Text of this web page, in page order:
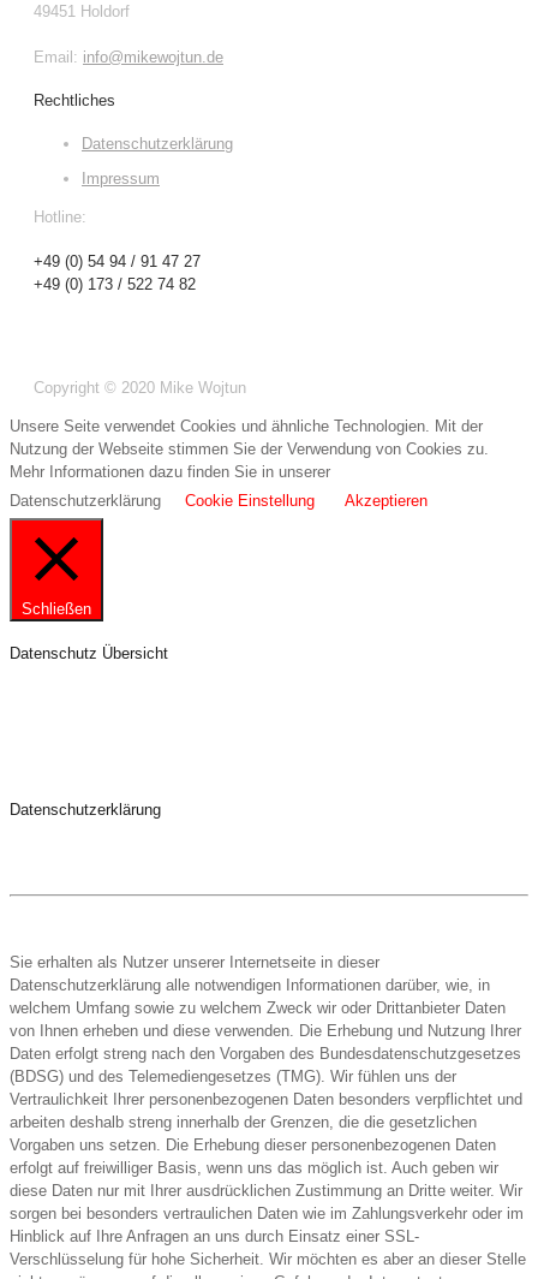
49451 Holdorf
Email: info@mikewojtun.de
Rechtliches
Datenschutzerklärung
Impressum
Hotline:
+49 (0) 54 94 / 91 47 27
+49 (0) 173 / 522 74 82
Copyright © 2020 Mike Wojtun
Unsere Seite verwendet Cookies und ähnliche Technologien. Mit der
Nutzung der Webseite stimmen Sie der Verwendung von Cookies zu.
Mehr Informationen dazu finden Sie in unserer
Datenschutzerklärung
Cookie Einstellung Akzeptieren
Schließen
Datenschutz Übersicht
Datenschutzerklärung
Sie erhalten als Nutzer unserer Internetseite in dieser
Datenschutzerklärung alle notwendigen Informationen darüber, wie, in
welchem Umfang sowie zu welchem Zweck wir oder Drittanbieter Daten
von Ihnen erheben und diese verwenden. Die Erhebung und Nutzung Ihrer
Daten erfolgt streng nach den Vorgaben des Bundesdatenschutzgesetzes
(BDSG) und des Telemediengesetzes (TMG). Wir fühlen uns der
Vertraulichkeit Ihrer personenbezogenen Daten besonders verpflichtet und
arbeiten deshalb streng innerhalb der Grenzen, die die gesetzlichen
Vorgaben uns setzen. Die Erhebung dieser personenbezogenen Daten
erfolgt auf freiwilliger Basis, wenn uns das möglich ist. Auch geben wir
diese Daten nur mit Ihrer ausdrücklichen Zustimmung an Dritte weiter. Wir
sorgen bei besonders vertraulichen Daten wie im Zahlungsverkehr oder im
Hinblick auf Ihre Anfragen an uns durch Einsatz einer SSL-
Verschlüsselung für hohe Sicherheit. Wir möchten es aber an dieser Stelle